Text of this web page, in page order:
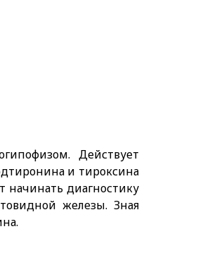
Действует
и тироксина
начинать диагностику
железы. Зная